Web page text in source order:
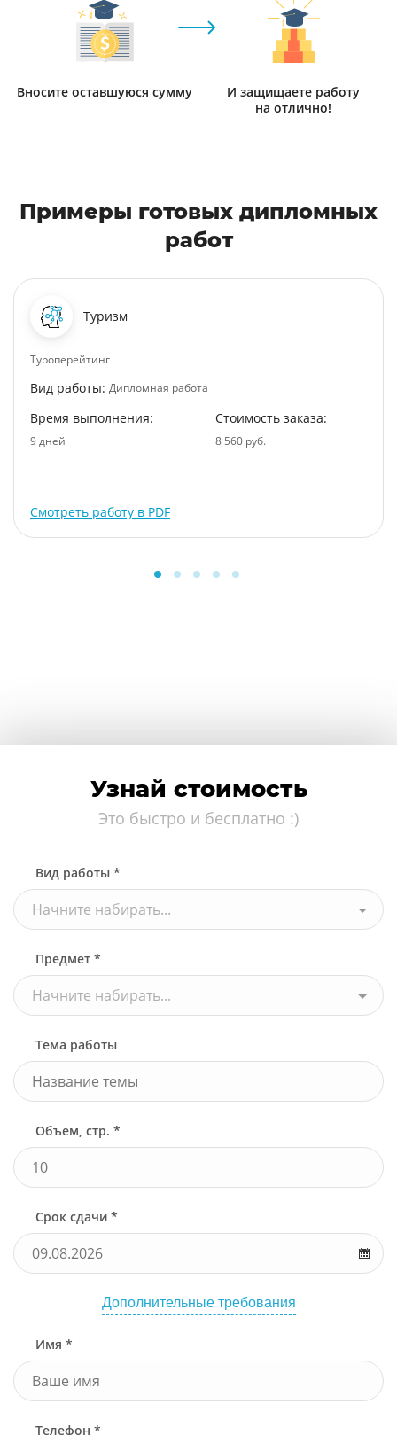
Вносите оставшуюся сумму
И защищаете работу
на отлично!
Примеры готовых дипломных
работ
Туризм
Туроперейтинг
Вид работы: Дипломная работа
Время выполнения:
9 дней
Стоимость заказа:
8 560 руб.
Смотреть работу в PDF
Узнай стоимость
Это быстро и бесплатно :)
Вид работы *
Начните набирать...
Предмет *
Начните набирать...
Тема работы
Объем, стр. *
Срок сдачи *
Дополнительные требования
Имя *
Телефон *